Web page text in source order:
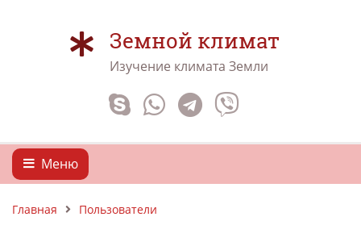
Земной климат
Изучение климата Земли
Меню
Главная Пользователи